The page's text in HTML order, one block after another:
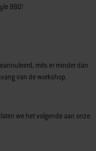
mits er minder dan
we het volgende aan onze